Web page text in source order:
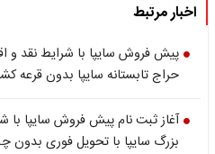
اخبار مرتبط
پیش فروش سایپا با شرایط نقد و
حراج تابستانه سایپا بدون قرعه
آغاز ثبت نام پیش فروش سایپا با
بزرگ سایپا با تحویل فوری